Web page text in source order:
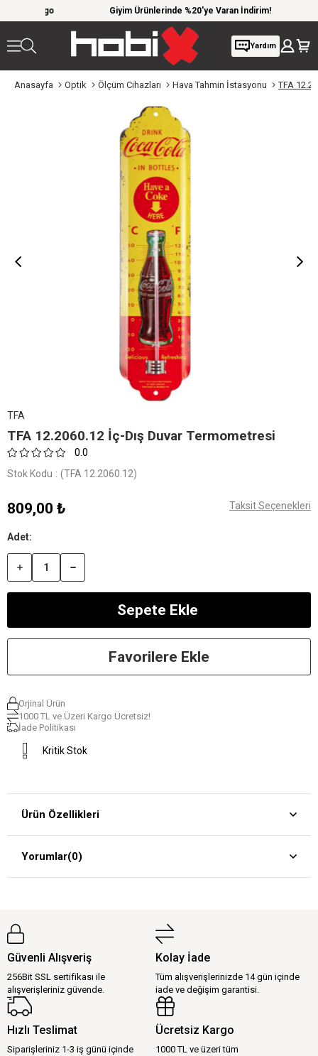
Giyim Ürünlerinde %20'ye Varan İndirim!
Yardım
Anasayfa Optik Ölçüm Cihazları Hava Tahmin İstasyonu TFA
TFA
TFA 12.2060.12 İç-Dış Duvar Termometresi
0.0
Stok Kodu (TFA 12.2060.12)
809,00 ₺ Taksit Seçenekleri
Favorilere Ekle
Orjinal Ürün
1000 TL ve Üzeri Kargo Ücretsiz!
İade Politikası
Kritik Stok
Ürün Özellikleri
Yorumlar(0)
Güvenli Alışveriş
256Bit SSL sertifikası ile
alışverişleriniz güvende.
Kolay İade
Tüm alışverişlerinizde 14 gün içinde
iade ve değişim garantisi.
Hızlı Teslimat
Siparişleriniz 1-3 iş günü içinde
Ücretsiz Kargo
1000 TL ve üzeri tüm